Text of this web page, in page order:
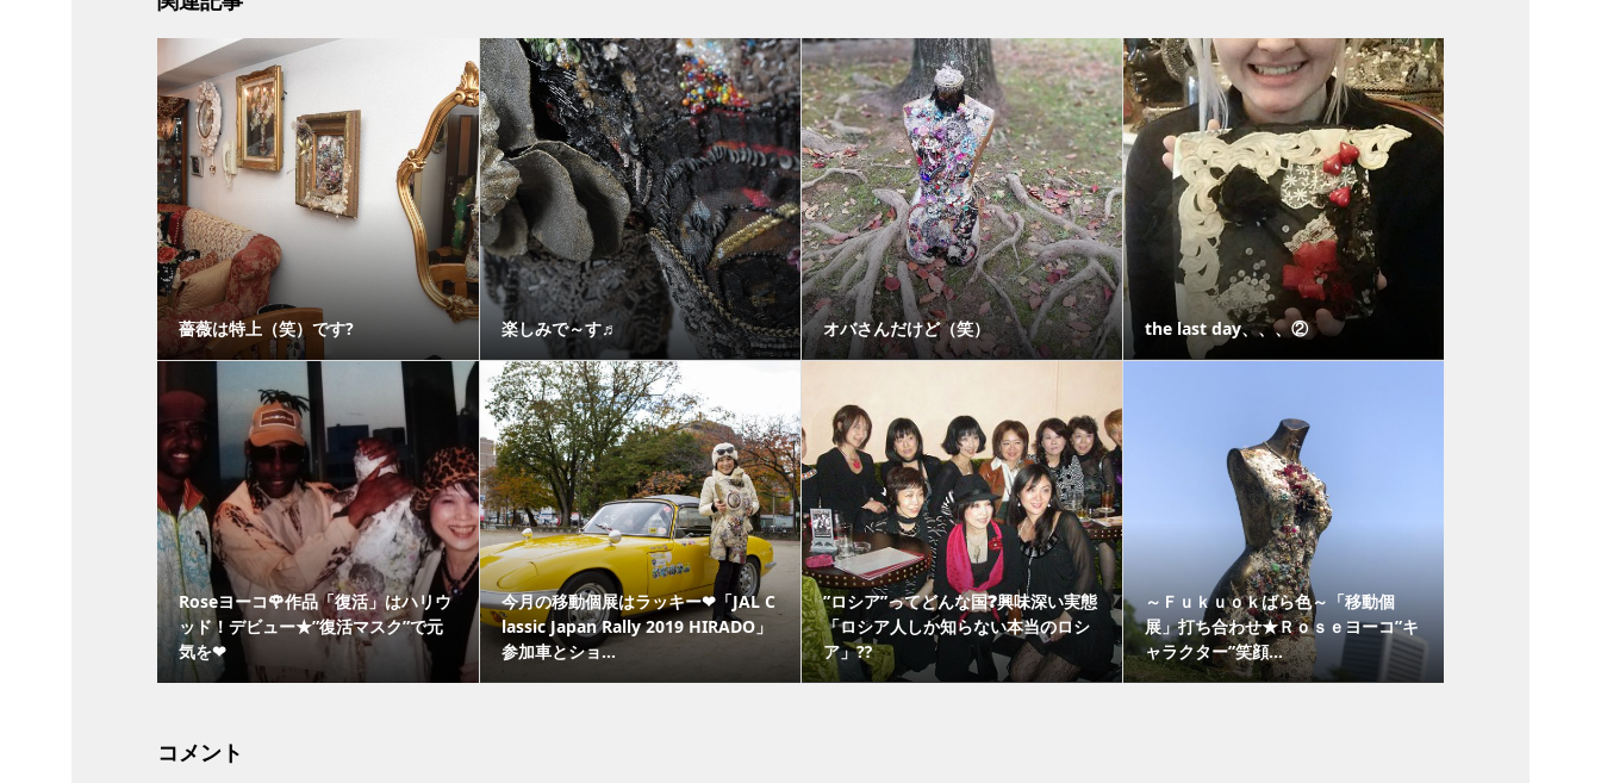
薔薇は特上（笑）です? 楽しみで～す♬ オバさんだけど（笑） the last day、、、②
Roseヨーコ🌹作品「復活」はハリウ
ッド！デビュー★”復活マスク”で元
気を❤
今月の移動個展はラッキー❤「JAL C
lassic Japan Rally 2019 HIRADO」
参加車とショ...
”ロシア”ってどんな国❓興味深い実態
「ロシア人しか知らない本当のロシ
ア」⁇
～Ｆｕｋｕｏｋばら色～「移動個
展」打ち合わせ★Ｒｏｓｅヨーコ”キ
ャラクター”笑顔...
コメント